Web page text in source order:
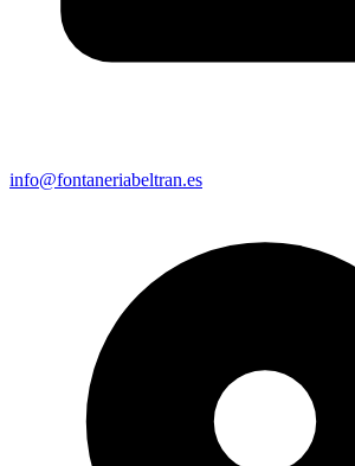
info@fontaneriabeltran.es